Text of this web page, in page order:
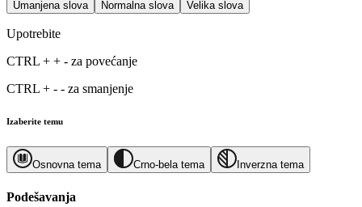
Umanjena slova Normalna slova Velika slova
Upotrebite
CTRL + + - za povećanje
CTRL + - - za smanjenje
Izaberite temu
Osnovna tema Crno-bela tema Inverzna tema
Podešavanja